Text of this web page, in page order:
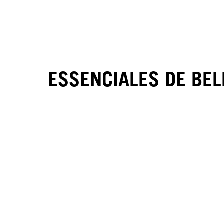
ESSENCIALES DE